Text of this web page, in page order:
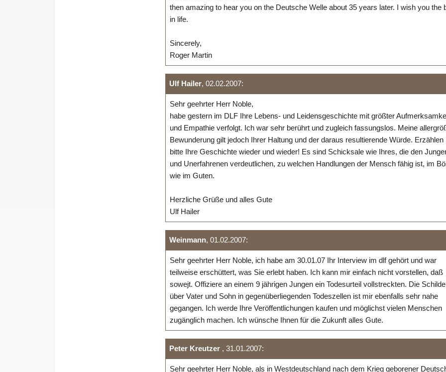
then amazing to hear you on the Deutsche Welle about 35 years later. I wish you the
in life.
Sincerely,
Roger Martin
Ulf Hailer, 02.02.2007:
Sehr geehrter Herr Noble,
habe gestern im DLF Ihre Lebens- und Leidensgeschichte mit größter
und Empathie verfolgt. Ich war sehr berührt und zugleich fassungslos. Meine
Bewunderung gilt jedoch Ihrer Haltung und der daraus resultierende Würde. Erzählen
bitte Ihre Geschichte wieder und wieder! Es sind Schicksale wie Ihres, die den
und Unerfahrenen verdeutlichen, zu welchen Handlungen der Mensch fähig ist, im
wie im Guten.
Herzliche Grüße und alles Gute
Ulf Hailer
Weinmann, 01.02.2007:
Sehr geehrter Herr Noble, ich habe am 30.01.07 Ihr Interview im dlf gehört und war
teilweise erschüttert, was Sie erlebt haben. Ich kann mir einfach nicht vorstellen, daß
sowejt. Offiziere an einem 9 jährigen Jungen ein Todesurteil vollstreckten. Die
über Vater und Sohn in gegenüberliegenden Todeszellen ist mir ebenfalls sehr nahe
gegangen. Ich werde Ihre Veröffentlichungen kaufen und möglichst vielen Menschen
zugänglich machen. Ich wünsche Ihnen für die Zukunft alles Gute.
Peter Kreutzer , 31.01.2007:
Sehr geehrter Herr Noble, als in Westdeutschland nach dem Krieg geborener